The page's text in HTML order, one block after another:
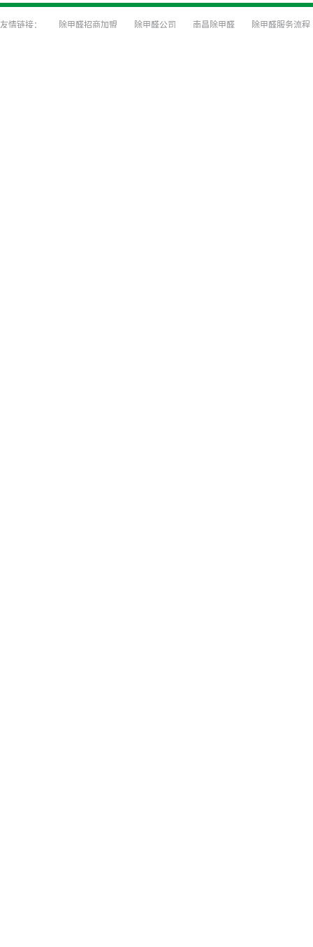
除甲醛招商加盟 除甲醛公司 南昌除甲醛 除甲醛服务流程